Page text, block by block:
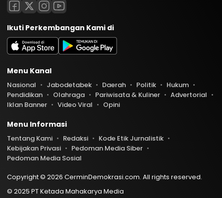
Ikuti Perkembangan Kami di
Menu Kanal
Nasional Jabodetabek Daerah Politik
Hukum
Pendidikan
Olahraga Pariwisata & Kuliner
Advertorial
Iklan Banner
Video Viral Opini
Menu Informasi
Tentang Kami Redaksi
Kode Etik Jurnalistik
Kebijakan Privasi
Pedoman Media Siber
Pedoman Media Sosial
Copyright © 2026 CerminDemokrasi.com. All rights reserved.
© 2025 PT Ketada Mahakarya Media